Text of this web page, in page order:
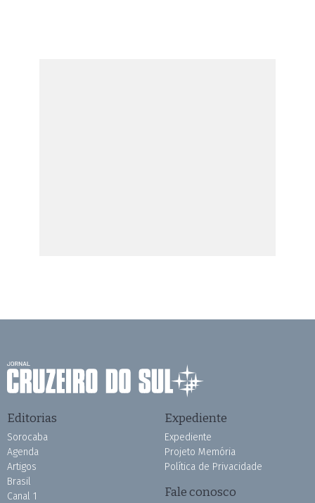
Editorias
Sorocaba
Agenda
Artigos
Brasil
Canal 1
Expediente
Expediente
Projeto Memória
Política de Privacidade
Fale conosco